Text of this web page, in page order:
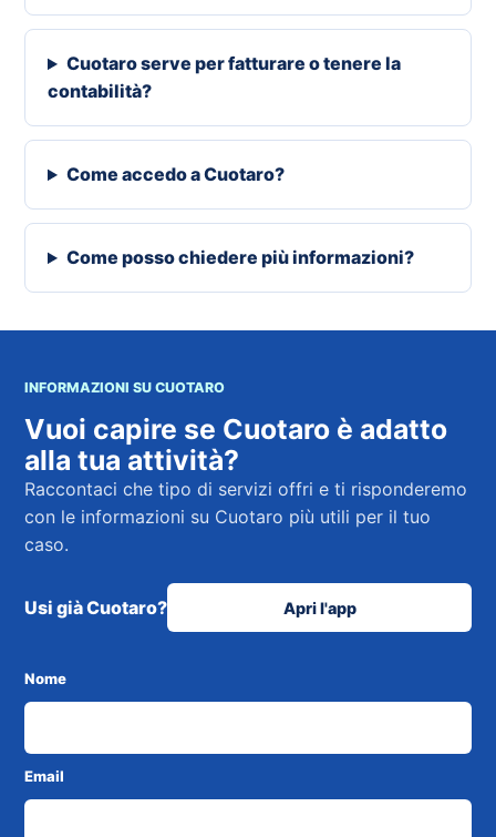
Cuotaro serve per fatturare o tenere la
contabilità?
Come accedo a Cuotaro?
Come posso chiedere più informazioni?
INFORMAZIONI SU CUOTARO
Vuoi capire se Cuotaro è adatto
alla tua attività?
Raccontaci che tipo di servizi offri e ti risponderemo
con le informazioni su Cuotaro più utili per il tuo
caso.
Usi già Cuotaro? Apri l'app
Nome
Email